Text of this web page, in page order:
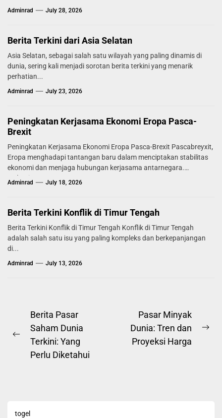
Adminrad July 28, 2026
Berita Terkini dari Asia Selatan
Asia Selatan, sebagai salah satu wilayah yang paling dinamis di
dunia, sering kali menjadi sorotan berita terkini yang menarik
perhatian...
Adminrad July 23, 2026
Peningkatan Kerjasama Ekonomi Eropa Pasca-
Brexit
Peningkatan Kerjasama Ekonomi Eropa Pasca-Brexit Pascabreyxit,
Eropa menghadapi tantangan baru dalam menciptakan stabilitas
ekonomi dan menjaga hubungan kerjasama antarnegara.
Mekanisme...
Adminrad July 18, 2026
Berita Terkini Konflik di Timur Tengah
Berita Terkini Konflik di Timur Tengah Konflik di Timur Tengah
adalah salah satu isu yang paling kompleks dan berkepanjangan
di...
Adminrad July 13, 2026
Post
navigation
Previous
post:
Berita Pasar
Saham Dunia
Terkini: Yang
Perlu Diketahui
Pasar Minyak
Dunia: Tren dan
Proyeksi Harga
togel